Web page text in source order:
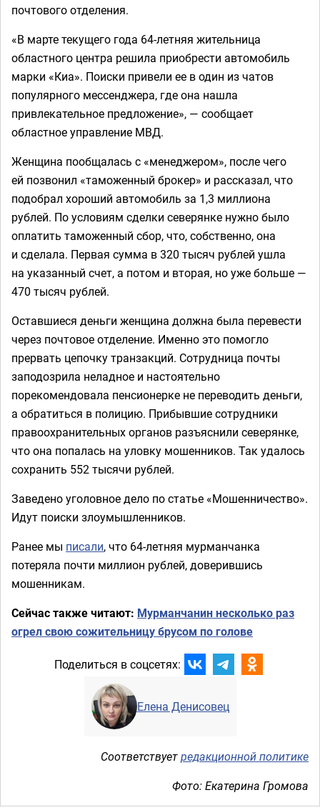
почтового отделения.
«В марте текущего года 64-летняя жительница
областного центра решила приобрести автомобиль
марки «Киа». Поиски привели ее в один из чатов
популярного мессенджера, где она нашла
привлекательное предложение», — сообщает
областное управление МВД.
Женщина пообщалась с «менеджером», после чего
ей позвонил «таможенный брокер» и рассказал, что
подобрал хороший автомобиль за 1,3 миллиона
рублей. По условиям сделки северянке нужно было
оплатить таможенный сбор, что, собственно, она
и сделала. Первая сумма в 320 тысяч рублей ушла
на указанный счет, а потом и вторая, но уже больше —
470 тысяч рублей.
Оставшиеся деньги женщина должна была перевести
через почтовое отделение. Именно это помогло
прервать цепочку транзакций. Сотрудница почты
заподозрила неладное и настоятельно
порекомендовала пенсионерке не переводить деньги,
а обратиться в полицию. Прибывшие сотрудники
правоохранительных органов разъяснили северянке,
что она попалась на уловку мошенников. Так удалось
сохранить 552 тысячи рублей.
Заведено уголовное дело по статье «Мошенничество».
Идут поиски злоумышленников.
Ранее мы писали, что 64-летняя мурманчанка
потеряла почти миллион рублей, доверившись
мошенникам.
Сейчас также читают: Мурманчанин несколько раз
огрел свою сожительницу брусом по голове
Поделиться в соцсетях:
Елена Денисовец
Соответствуетредакционной политике
Фото: Екатерина Громова